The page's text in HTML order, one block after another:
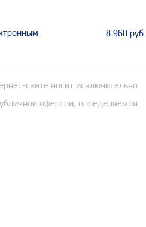
8 960 руб.
сайте носит исключительно
офертой, определяемой